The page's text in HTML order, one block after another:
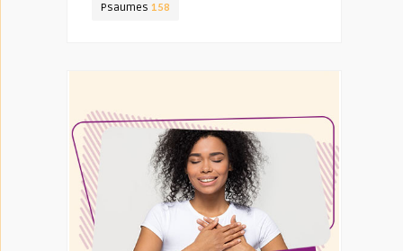
Psaumes 158